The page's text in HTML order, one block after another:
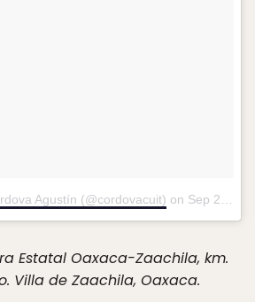
Agustín (@cordovacuit) on Sep 22, 2016 at 11:32am PDT
Estatal Oaxaca-Zaachila, km.
Villa de Zaachila, Oaxaca.